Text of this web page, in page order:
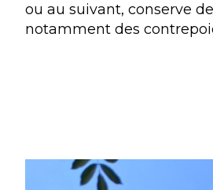
ou au suivant, conserve
notamment des